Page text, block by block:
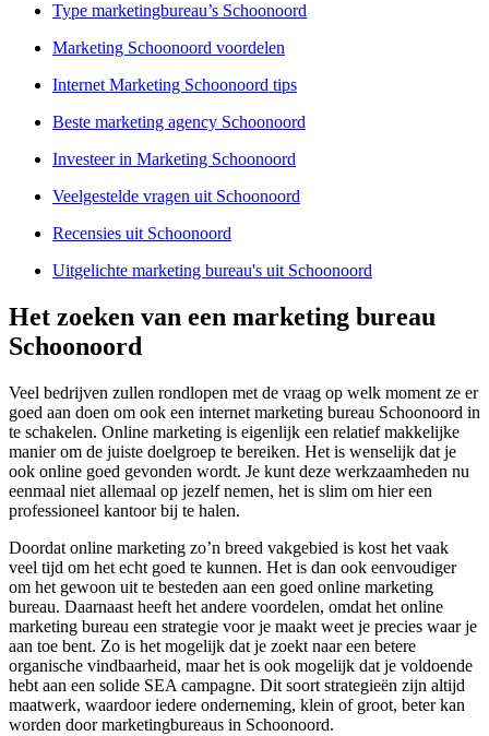
Type marketingbureau’s Schoonoord
Marketing Schoonoord voordelen
Internet Marketing Schoonoord tips
Beste marketing agency Schoonoord
Investeer in Marketing Schoonoord
Veelgestelde vragen uit Schoonoord
Recensies uit Schoonoord
Uitgelichte marketing bureau's uit Schoonoord
Het zoeken van een marketing bureau
Schoonoord
Veel bedrijven zullen rondlopen met de vraag op welk moment ze er
goed aan doen om ook een internet marketing bureau Schoonoord in
te schakelen. Online marketing is eigenlijk een relatief makkelijke
manier om de juiste doelgroep te bereiken. Het is wenselijk dat je
ook online goed gevonden wordt. Je kunt deze werkzaamheden nu
eenmaal niet allemaal op jezelf nemen, het is slim om hier een
professioneel kantoor bij te halen.
Doordat online marketing zo’n breed vakgebied is kost het vaak
veel tijd om het echt goed te kunnen. Het is dan ook eenvoudiger
om het gewoon uit te besteden aan een goed online marketing
bureau. Daarnaast heeft het andere voordelen, omdat het online
marketing bureau een strategie voor je maakt weet je precies waar je
aan toe bent. Zo is het mogelijk dat je zoekt naar een betere
organische vindbaarheid, maar het is ook mogelijk dat je voldoende
hebt aan een solide SEA campagne. Dit soort strategieën zijn altijd
maatwerk, waardoor iedere onderneming, klein of groot, beter kan
worden door marketingbureaus in Schoonoord.